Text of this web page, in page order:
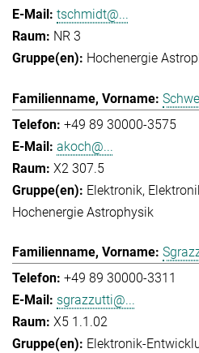
tschmidt@...
NR 3
Hochenergie
+49 89 30000-3575
akoch@...
X2 307.5
Elektronik
Hochenergie Astrophysik
+49 89 30000-3311
sgrazzutti@...
X5 1.1.02
Elektronik-